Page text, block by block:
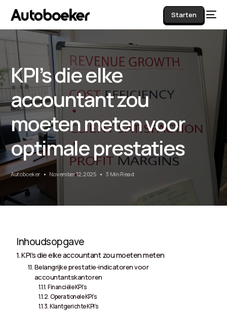
Starten
KPI’s die elke
accountant zou
moeten meten voor
optimale prestaties
Autoboeker November 12, 2025 3 Min Read
Inhoudsopgave
KPI’s die elke accountant zou moeten meten
Belangrijke prestatie-indicatoren voor
accountantskantoren
Financiële KPI’s
Operationele KPI’s
Klantgerichte KPI’s
AI